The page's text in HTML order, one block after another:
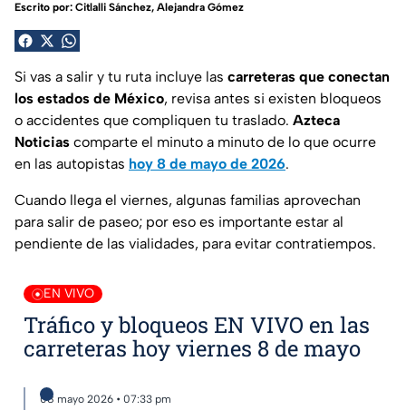
Escrito por: Citlalli Sánchez, Alejandra Gómez
Si vas a salir y tu ruta incluye las carreteras que conectan
los estados de México, revisa antes si existen bloqueos
o accidentes que compliquen tu traslado. Azteca
Noticias comparte el minuto a minuto de lo que ocurre
en las autopistas hoy 8 de mayo de 2026.
Cuando llega el viernes, algunas familias aprovechan
para salir de paseo; por eso es importante estar al
pendiente de las vialidades, para evitar contratiempos.
EN VIVO
Tráfico y bloqueos EN VIVO en las
carreteras hoy viernes 8 de mayo
08 mayo 2026 • 07:33 pm